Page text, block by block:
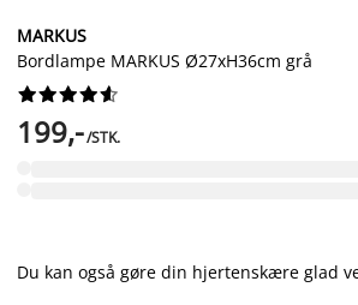
MARKUS
Bordlampe MARKUS Ø27xH36cm grå






199,-/STK.
Du kan også gøre din hjertenskære glad